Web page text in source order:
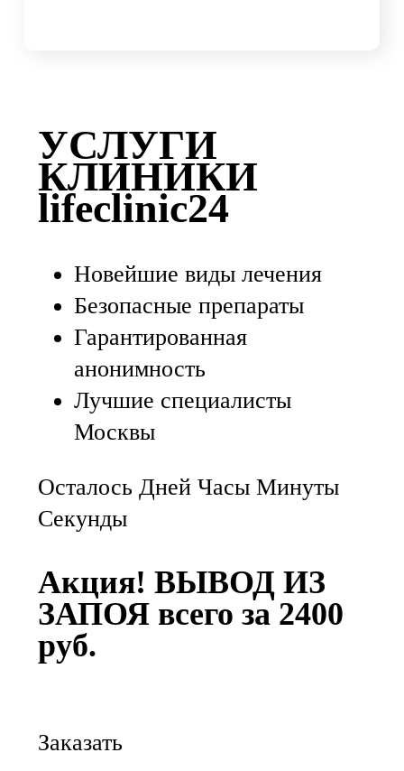
УСЛУГИ
КЛИНИКИ
lifeclinic24
Новейшие виды лечения
Безопасные препараты
Гарантированная
анонимность
Лучшие специалисты
Москвы
Осталось Дней Часы Минуты
Секунды
Акция! ВЫВОД ИЗ
ЗАПОЯ всего за 2400
руб.
Заказать